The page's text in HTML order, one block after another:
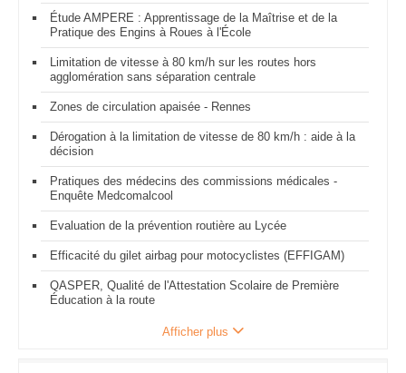
Étude AMPERE : Apprentissage de la Maîtrise et de la
Pratique des Engins à Roues à l'École
Limitation de vitesse à 80 km/h sur les routes hors
agglomération sans séparation centrale
Zones de circulation apaisée - Rennes
Dérogation à la limitation de vitesse de 80 km/h : aide à la
décision
Pratiques des médecins des commissions médicales -
Enquête Medcomalcool
Evaluation de la prévention routière au Lycée
Efficacité du gilet airbag pour motocyclistes (EFFIGAM)
QASPER, Qualité de l'Attestation Scolaire de Première
Éducation à la route
Afficher plus